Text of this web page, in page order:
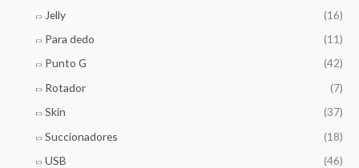
Jelly
(16)
Para dedo
(11)
Punto G
(42)
Rotador
(7)
Skin
(37)
Succionadores
(18)
USB
(46)